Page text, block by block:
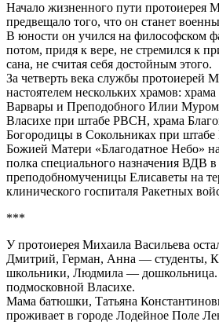
Начало жизненного пути протоиерея
предвещало того, что он станет
В юности он учился на философском
потом, придя к вере, не стремился к
сана, не считая себя достойным этого.
За четверть века службы протоиерей
настоятелем нескольких храмов:
Варвары и Преподобного Илии
Власихе при штабе РВСН, храма
Богородицы в Сокольниках при
Божией Матери «Благодатное Небо»
полка специального назначения ВДВ
преподобномученицы Елисаветы на
клинического госпиталя Ракетных
***
У протоиерея Михаила Васильева
Дмитрий, Герман, Анна — студенты,
школьники, Людмила —
подмосковной Власихе.
Мама батюшки, Татьяна
проживает в городе Лодейное Поле